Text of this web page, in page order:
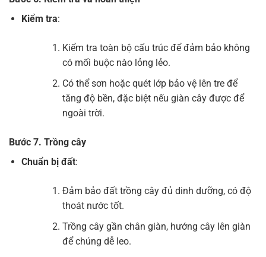
Kiểm tra:
Kiểm tra toàn bộ cấu trúc để đảm bảo không
có mối buộc nào lỏng lẻo.
Có thể sơn hoặc quét lớp bảo vệ lên tre để
tăng độ bền, đặc biệt nếu giàn cây được để
ngoài trời.
Bước 7. Trồng cây
Chuẩn bị đất:
Đảm bảo đất trồng cây đủ dinh dưỡng, có độ
thoát nước tốt.
Trồng cây gần chân giàn, hướng cây lên giàn
để chúng dễ leo.